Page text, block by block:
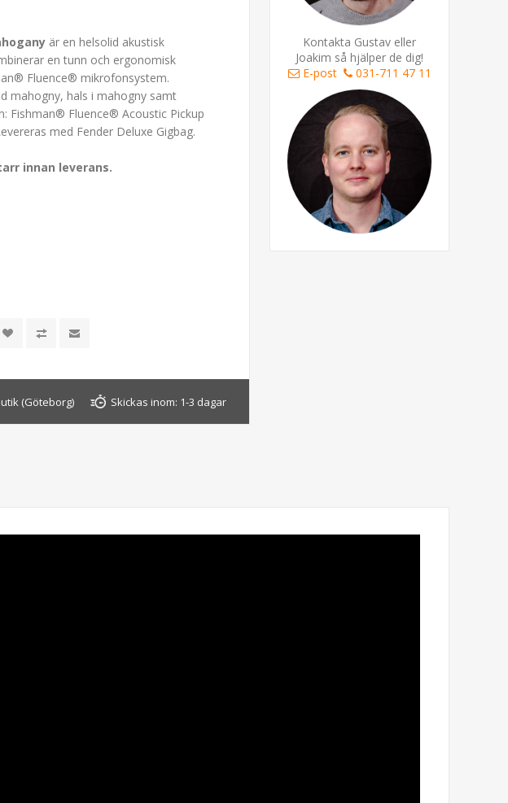
Kontakta Gustav eller
Joakim så hjälper de dig!
E-post
031-711 47 11
är en helsolid akustisk
en tunn och ergonomisk
Fluence® mikrofonsystem.
mahogny, hals i mahogny samt
Fishman® Fluence® Acoustic Pickup
med Fender Deluxe Gigbag.
innan leverans.
(Göteborg) Skickas inom: 1-3 dagar